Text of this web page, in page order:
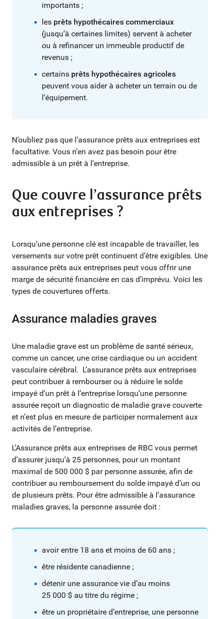
importants ;
les prêts hypothécaires commerciaux
(jusqu’à certaines limites) servent à acheter
ou à refinancer un immeuble productif de
revenus ;
certains prêts hypothécaires agricoles
peuvent vous aider à acheter un terrain ou de
l’équipement.
N’oubliez pas que l’assurance prêts aux entreprises est
facultative. Vous n’en avez pas besoin pour être
admissible à un prêt à l’entreprise.
Que couvre l’assurance prêts
aux entreprises ?
Lorsqu’une personne clé est incapable de travailler, les
versements sur votre prêt continuent d’être exigibles. Une
assurance prêts aux entreprises peut vous offrir une
marge de sécurité financière en cas d’imprévu. Voici les
types de couvertures offerts.
Assurance maladies graves
Une maladie grave est un problème de santé sérieux,
comme un cancer, une crise cardiaque ou un accident
vasculaire cérébral. L’assurance prêts aux entreprises
peut contribuer à rembourser ou à réduire le solde
impayé d’un prêt à l’entreprise lorsqu’une personne
assurée reçoit un diagnostic de maladie grave couverte
et n’est plus en mesure de participer normalement aux
activités de l’entreprise.
L’Assurance prêts aux entreprises de RBC vous permet
d’assurer jusqu’à 25 personnes, pour un montant
maximal de 500 000 $ par personne assurée, afin de
contribuer au remboursement du solde impayé d’un ou
de plusieurs prêts. Pour être admissible à l’assurance
maladies graves, la personne assurée doit :
avoir entre 18 ans et moins de 60 ans ;
être résidente canadienne ;
détenir une assurance vie d’au moins
25 000 $ au titre du régime ;
être un propriétaire d’entreprise, une personne